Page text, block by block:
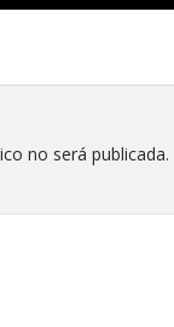
no será publicada.